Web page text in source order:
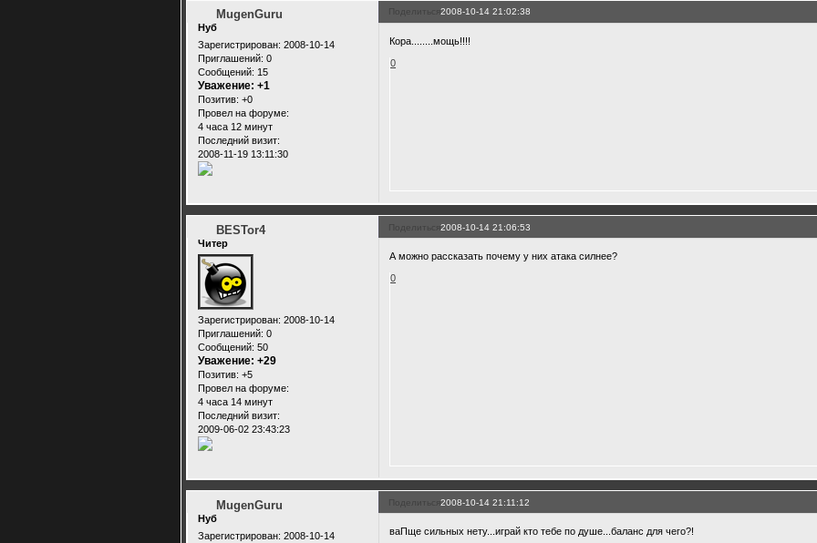
Поделиться2008-10-14 21:02:38
MugenGuru
Нуб
Зарегистрирован: 2008-10-14
Приглашений: 0
Сообщений: 15
Уважение: +1
Позитив: +0
Провел на форуме:
4 часа 12 минут
Последний визит:
2008-11-19 13:11:30
Кора........мощь!!!!
0
Поделиться2008-10-14 21:06:53
BESTor4
Читер
Зарегистрирован: 2008-10-14
Приглашений: 0
Сообщений: 50
Уважение: +29
Позитив: +5
Провел на форуме:
4 часа 14 минут
Последний визит:
2009-06-02 23:43:23
А можно рассказать почему у них атака силнее?
0
Поделиться2008-10-14 21:11:12
MugenGuru
Нуб
Зарегистрирован: 2008-10-14
ваПще сильных нету...играй кто тебе по душе...баланс для чего?!